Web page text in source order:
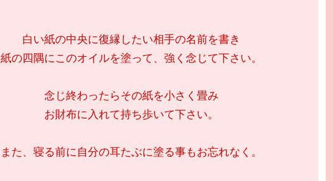
白い紙の中央に復縁したい相手の名前を書き
紙の四隅にこのオイルを塗って、強く念じて下さい。
念じ終わったらその紙を小さく畳み
お財布に入れて持ち歩いて下さい。
また、寝る前に自分の耳たぶに塗る事もお忘れなく。